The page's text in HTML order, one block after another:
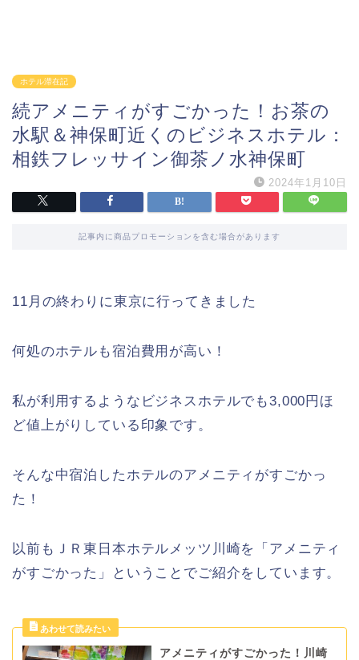
ホテル滞在記
続アメニティがすごかった！お茶の
水駅＆神保町近くのビジネスホテル：
相鉄フレッサイン御茶ノ水神保町
2024年1月10日
記事内に商品プロモーションを含む場合があります
11月の終わりに東京に行ってきました
何処のホテルも宿泊費用が高い！
私が利用するようなビジネスホテルでも3,000円ほ
ど値上がりしている印象です。
そんな中宿泊したホテルのアメニティがすごかっ
た！
以前もＪＲ東日本ホテルメッツ川崎を「アメニティ
がすごかった」ということでご紹介をしています。
アメニティがすごかった！川崎